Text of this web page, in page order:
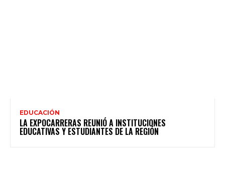
EDUCACIÓN
LA EXPOCARRERAS REUNIÓ A INSTITUCIONES
EDUCATIVAS Y ESTUDIANTES DE LA REGIÓN